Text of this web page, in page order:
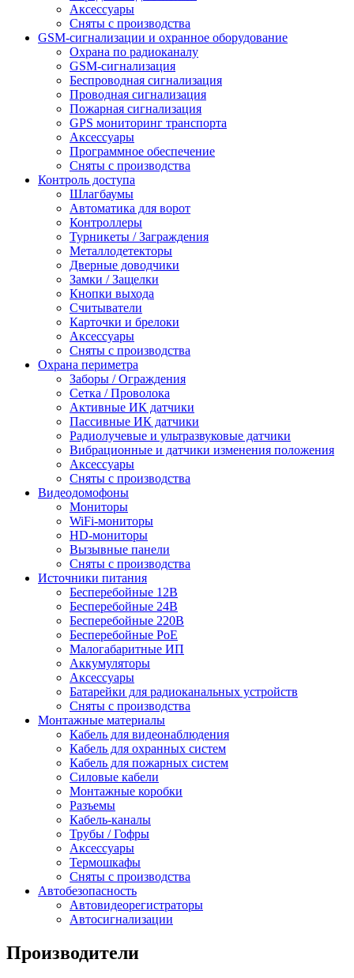
Аксессуары
Сняты с производства
GSM-сигнализации и охранное оборудование
Охрана по радиоканалу
GSM-сигнализация
Беспроводная сигнализация
Проводная сигнализация
Пожарная сигнализация
GPS мониторинг транспорта
Аксессуары
Программное обеспечение
Сняты с производства
Контроль доступа
Шлагбаумы
Автоматика для ворот
Контроллеры
Турникеты / Заграждения
Металлодетекторы
Дверные доводчики
Замки / Защелки
Кнопки выхода
Считыватели
Карточки и брелоки
Аксессуары
Сняты с производства
Охрана периметра
Заборы / Ограждения
Сетка / Проволока
Активные ИК датчики
Пассивные ИК датчики
Радиолучевые и ультразвуковые датчики
Вибрационные и датчики изменения положения
Аксессуары
Сняты с производства
Видеодомофоны
Мониторы
WiFi-мониторы
HD-мониторы
Вызывные панели
Сняты с производства
Источники питания
Бесперебойные 12В
Бесперебойные 24В
Бесперебойные 220В
Бесперебойные PoE
Малогабаритные ИП
Аккумуляторы
Аксессуары
Батарейки для радиоканальных устройств
Сняты с производства
Монтажные материалы
Кабель для видеонаблюдения
Кабель для охранных систем
Кабель для пожарных систем
Силовые кабели
Монтажные коробки
Разъемы
Кабель-каналы
Трубы / Гофры
Аксессуары
Термошкафы
Сняты с производства
Автобезопасность
Автовидеорегистраторы
Автосигнализации
Производители